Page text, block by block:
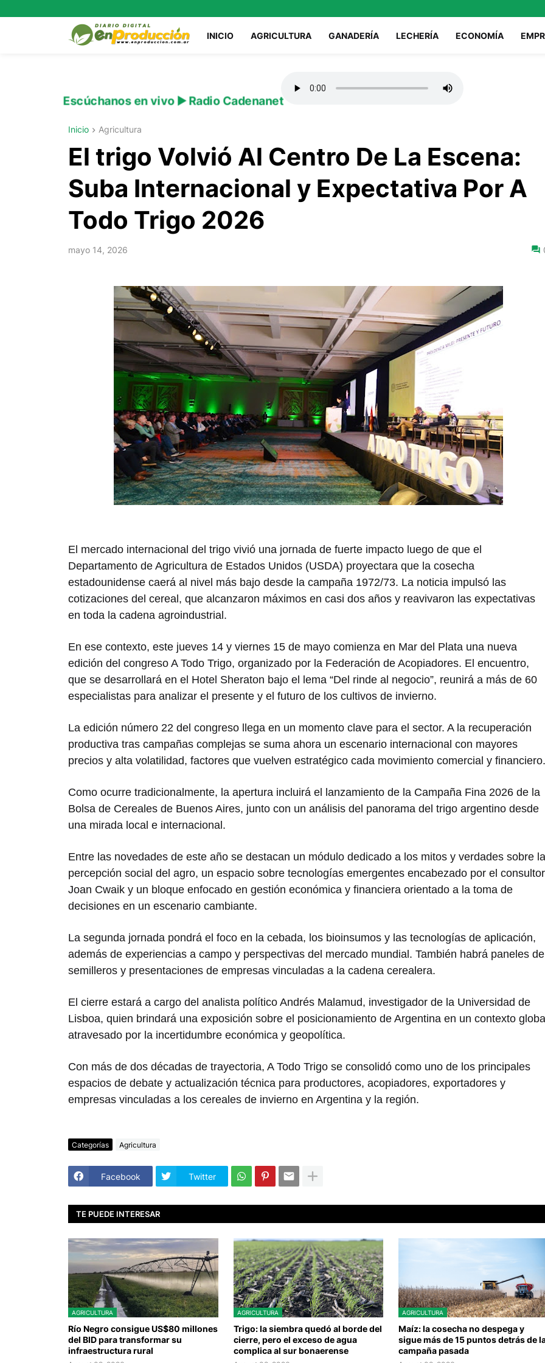
INICIO AGRICULTURA GANADERÍA LECHERÍA ECONOMÍA
Escúchanos en vivo ▶️ Radio Cadenanet
Inicio Agricultura
El trigo Volvió Al Centro De La Escena:
Suba Internacional y Expectativa Por A
Todo Trigo 2026
mayo 14, 2026
El mercado internacional del trigo vivió una jornada de fuerte impacto luego de que el
Departamento de Agricultura de Estados Unidos (USDA) proyectara que la cosecha
estadounidense caerá al nivel más bajo desde la campaña 1972/73. La noticia impulsó las
cotizaciones del cereal, que alcanzaron máximos en casi dos años y reavivaron las expectativas
en toda la cadena agroindustrial.
En ese contexto, este jueves 14 y viernes 15 de mayo comienza en Mar del Plata una nueva
edición del congreso A Todo Trigo, organizado por la Federación de Acopiadores. El encuentro,
que se desarrollará en el Hotel Sheraton bajo el lema “Del rinde al negocio”, reunirá a más de 60
especialistas para analizar el presente y el futuro de los cultivos de invierno.
La edición número 22 del congreso llega en un momento clave para el sector. A la recuperación
productiva tras campañas complejas se suma ahora un escenario internacional con mayores
precios y alta volatilidad, factores que vuelven estratégico cada movimiento comercial y financiero.
Como ocurre tradicionalmente, la apertura incluirá el lanzamiento de la Campaña Fina 2026 de la
Bolsa de Cereales de Buenos Aires, junto con un análisis del panorama del trigo argentino desde
una mirada local e internacional.
Entre las novedades de este año se destacan un módulo dedicado a los mitos y verdades sobre la
percepción social del agro, un espacio sobre tecnologías emergentes encabezado por el consultor
Joan Cwaik y un bloque enfocado en gestión económica y financiera orientado a la toma de
decisiones en un escenario cambiante.
La segunda jornada pondrá el foco en la cebada, los bioinsumos y las tecnologías de aplicación,
además de experiencias a campo y perspectivas del mercado mundial. También habrá paneles de
semilleros y presentaciones de empresas vinculadas a la cadena cerealera.
El cierre estará a cargo del analista político Andrés Malamud, investigador de la Universidad de
Lisboa, quien brindará una exposición sobre el posicionamiento de Argentina en un contexto
atravesado por la incertidumbre económica y geopolítica.
Con más de dos décadas de trayectoria, A Todo Trigo se consolidó como uno de los principales
espacios de debate y actualización técnica para productores, acopiadores, exportadores y
empresas vinculadas a los cereales de invierno en Argentina y la región.
Categorías Agricultura
Facebook Twitter
TE PUEDE INTERESAR
AGRICULTURA
Río Negro consigue US$80 millones
del BID para transformar su
infraestructura rural
AGRICULTURA
Trigo: la siembra quedó al borde del
cierre, pero el exceso de agua
complica al sur bonaerense
AGRICULTURA
Maíz: la cosecha no despega y
sigue más de 15 puntos detrás de
campaña pasada